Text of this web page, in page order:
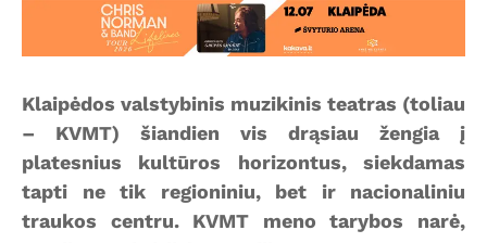
Klaipėdos valstybinis muzikinis teatras (toliau
– KVMT) šiandien vis drąsiau žengia į
platesnius kultūros horizontus, siekdamas
tapti ne tik regioniniu, bet ir nacionaliniu
traukos centru. KVMT meno tarybos narė,